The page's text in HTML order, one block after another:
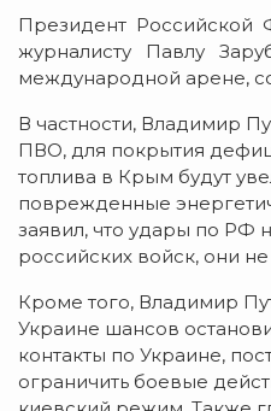
Президент
журналисту Павлу
международной арене,
В частности, Владимир
ПВО, для покрытия
топлива в Крым будут
поврежденные
заявил, что удары по РФ
российских войск, они
Кроме того, Владимир
Украине шансов
контакты по Украине,
ограничить боевые